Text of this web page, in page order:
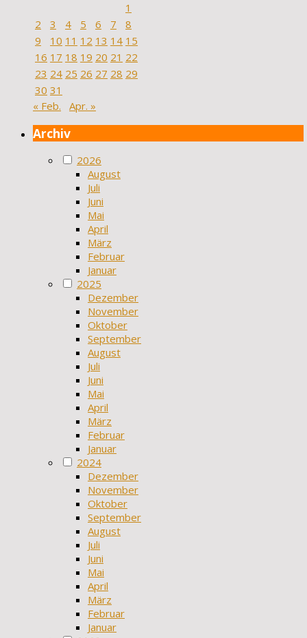
1
2
3 4 5 6 7
8
9
10 11 12 13 14 15
16 17 18 19 20 21 22
23 24 25 26 27 28 29
30 31
« Feb.
Apr. »
Archiv
2026
August
Juli
Juni
Mai
April
März
Februar
Januar
2025
Dezember
November
Oktober
September
August
Juli
Juni
Mai
April
März
Februar
Januar
2024
Dezember
November
Oktober
September
August
Juli
Juni
Mai
April
März
Februar
Januar